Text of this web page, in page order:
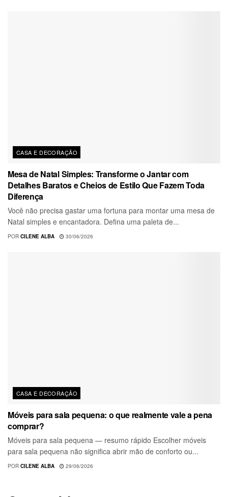
CASA E DECORAÇÃO
Mesa de Natal Simples: Transforme o Jantar com
Detalhes Baratos e Cheios de Estilo Que Fazem Toda
Diferença
Você não precisa gastar uma fortuna para montar uma mesa de
Natal simples e encantadora. Defina uma paleta de...
POR CILENE ALBA 30/06/2026
CASA E DECORAÇÃO
Móveis para sala pequena: o que realmente vale a pena
comprar?
Móveis para sala pequena — resumo rápido Escolher móveis
para sala pequena não significa abrir mão de conforto ou...
POR CILENE ALBA 29/06/2026